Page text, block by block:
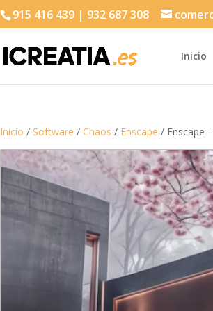
915 416 439 | 932 687 308
Inicio
Inicio / Software / Chaos / Enscape / Enscape